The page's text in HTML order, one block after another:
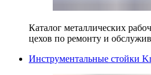
Каталог металлических
цехов по ремонту и
Инструментальные стойки